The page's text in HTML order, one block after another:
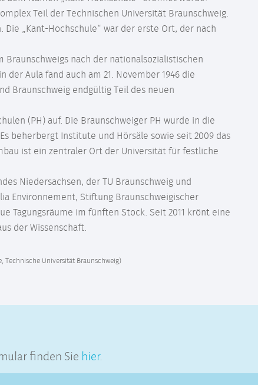
Teil der Technischen Universität Braunschweig.
„Kant-Hochschule“ war der erste Ort, der nach
nach der nationalsozialistischen
Aula fand auch am 21. November 1946 die
Braunschweig endgültig Teil des neuen
(PH) auf. Die Braunschweiger PH wurde in die
beherbergt Institute und Hörsäle sowie seit 2009 das
ist ein zentraler Ort der Universität für festliche
Niedersachsen, der TU Braunschweig und
Environnement, Stiftung Braunschweigischer
Tagungsräume im fünften Stock. Seit 2011 krönt eine
der Wissenschaft.
Technische Universität Braunschweig)
finden Sie hier.